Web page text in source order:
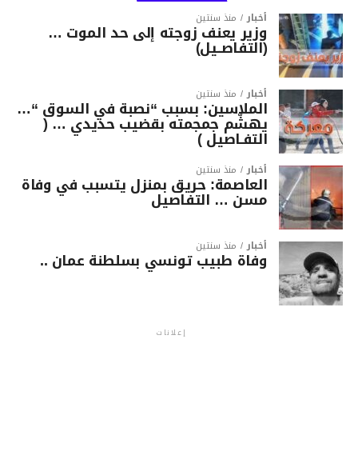
أخبار منذ سنتين
وزير يعنف زوجته إلى حد الموت …
(التفاصــيل)
أخبار منذ سنتين
الملاسين: بسبب “نصبة في السوق “…
يهشّم جمجمته بقضيب حديدي … (
التفـاصيل )
أخبار منذ سنتين
العاصمة: حريق بمنزل يتسبب في وفاة
مسن … التفاصيل
أخبار منذ سنتين
وفاة طبيب تونسي بسلطنة عمان ..
إعلانات